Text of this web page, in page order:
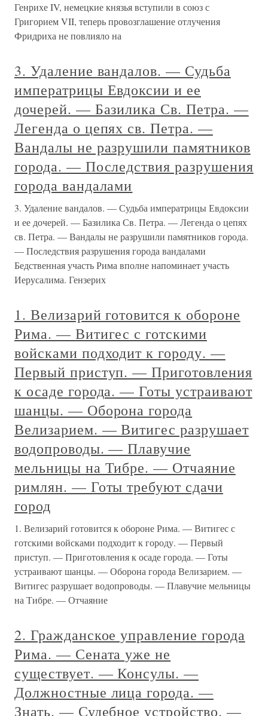
Генрихе IV, немецкие князья вступили в союз с
Григорием VII, теперь провозглашение отлучения
Фридриха не повлияло на
3. Удаление вандалов. — Судьба
императрицы Евдоксии и ее
дочерей. — Базилика Св. Петра. —
Легенда о цепях св. Петра. —
Вандалы не разрушили памятников
города. — Последствия разрушения
города вандалами
3. Удаление вандалов. — Судьба императрицы Евдоксии
и ее дочерей. — Базилика Св. Петра. — Легенда о цепях
св. Петра. — Вандалы не разрушили памятников города.
— Последствия разрушения города вандалами
Бедственная участь Рима вполне напоминает участь
Иерусалима. Гензерих
1. Велизарий готовится к обороне
Рима. — Витигес с готскими
войсками подходит к городу. —
Первый приступ. — Приготовления
к осаде города. — Готы устраивают
шанцы. — Оборона города
Велизарием. — Витигес разрушает
водопроводы. — Плавучие
мельницы на Тибре. — Отчаяние
римлян. — Готы требуют сдачи
город
1. Велизарий готовится к обороне Рима. — Витигес с
готскими войсками подходит к городу. — Первый
приступ. — Приготовления к осаде города. — Готы
устраивают шанцы. — Оборона города Велизарием. —
Витигес разрушает водопроводы. — Плавучие мельницы
на Тибре. — Отчаяние
2. Гражданское управление города
Рима. — Сената уже не
существует. — Консулы. —
Должностные лица города. —
Знать. — Судебное устройство. —